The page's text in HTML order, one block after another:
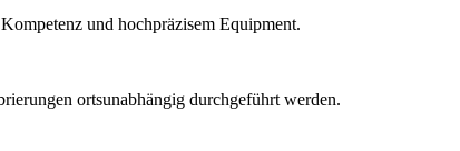
und hochpräzisem Equipment.
ortsunabhängig durchgeführt werden.